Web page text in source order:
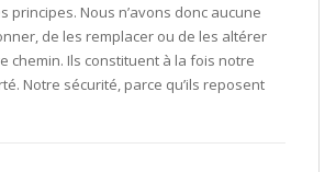
principes. Nous n’avons donc aucune
de les remplacer ou de les altérer
chemin. Ils constituent à la fois notre
Notre sécurité, parce qu’ils reposent